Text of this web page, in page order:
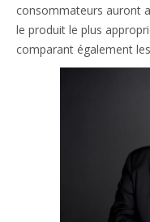
consommateurs auront
le produit le plus
comparant également